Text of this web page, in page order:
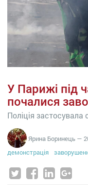
У Парижі під
почалися
Поліція застосувала
Ярина Боринець —
демонстрація